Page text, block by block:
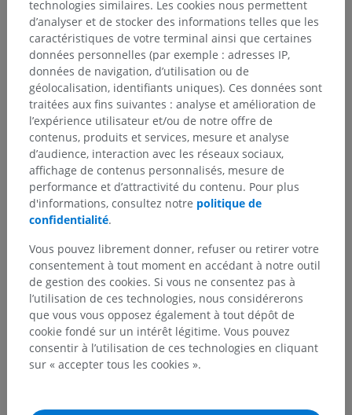
technologies similaires. Les cookies nous permettent
d’analyser et de stocker des informations telles que les
caractéristiques de votre terminal ainsi que certaines
données personnelles (par exemple : adresses IP,
données de navigation, d’utilisation ou de
géolocalisation, identifiants uniques). Ces données sont
traitées aux fins suivantes : analyse et amélioration de
l’expérience utilisateur et/ou de notre offre de
contenus, produits et services, mesure et analyse
d’audience, interaction avec les réseaux sociaux,
affichage de contenus personnalisés, mesure de
performance et d’attractivité du contenu. Pour plus
d'informations, consultez notre politique de
confidentialité.
Vous pouvez librement donner, refuser ou retirer votre
consentement à tout moment en accédant à notre outil
de gestion des cookies. Si vous ne consentez pas à
l’utilisation de ces technologies, nous considérerons
que vous vous opposez également à tout dépôt de
cookie fondé sur un intérêt légitime. Vous pouvez
consentir à l’utilisation de ces technologies en cliquant
sur « accepter tous les cookies ».